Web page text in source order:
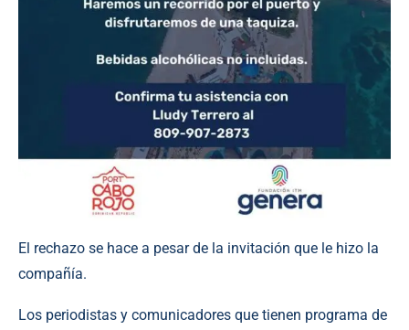
El rechazo se hace a pesar de la invitación que le hizo la
compañía.
Los periodistas y comunicadores que tienen programa de